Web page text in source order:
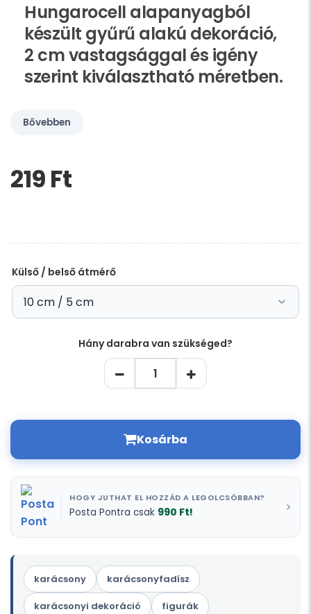
Hungarocell alapanyagból
készült gyűrű alakú dekoráció,
2 cm vastagsággal és igény
szerint kiválasztható méretben.
Bővebben
Kérem,
hagyja
219 Ft‎
Külső / belső átmérő
Hány darabra van szükséged?
Kosárba
HOGY JUTHAT EL HOZZÁD A LEGOLCSÓBBAN?
Posta Pontra csak 990 Ft!
karácsony karácsonyfadísz
karácsonyi dekoráció figurák